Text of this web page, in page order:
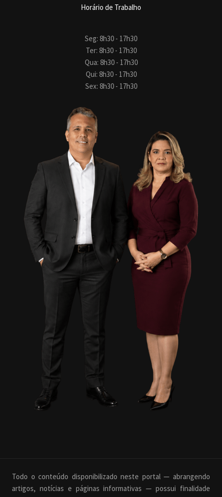
Horário de Trabalho
Seg: 8h30 - 17h30
Ter: 8h30 - 17h30
Qua: 8h30 - 17h30
Qui: 8h30 - 17h30
Sex: 8h30 - 17h30
Todo o conteúdo disponibilizado neste portal — abrangendo
artigos, notícias e páginas informativas — possui finalidade